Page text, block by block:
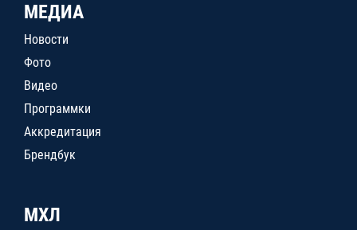
МЕДИА
Новости
Фото
Видео
Программки
Аккредитация
Брендбук
МХЛ